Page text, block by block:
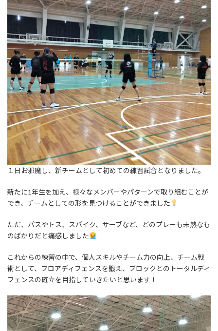
１日お邪魔し、新チームとして初めての練習試合となりました。
新たに1年生を加え、様々なメンバーやパターンで取り組むことが
でき、チームとしての形を見つけることができました
ただ、パスやトス、スパイク、サーブなど、どのプレーも未熟なも
のばかりだと痛感しました
これからの練習の中で、個人スキルやチーム力の向上、チーム戦
術として、フロアディフェンスを鍛え、ブロックとのトータルディ
フェンスの確立を目指していきたいと思います！